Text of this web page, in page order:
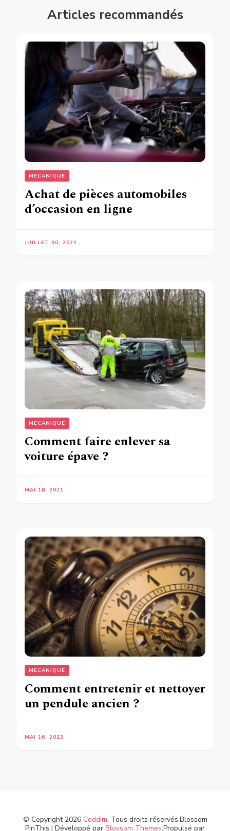
Articles recommandés
MECANIQUE
Achat de pièces automobiles
d’occasion en ligne
JUILLET 30, 2021
MECANIQUE
Comment faire enlever sa
voiture épave ?
MAI 18, 2021
MECANIQUE
Comment entretenir et nettoyer
un pendule ancien ?
MAI 16, 2023
© Copyright 2026 Coddim. Tous droits réservés.Blossom
PinThis | Développé par Blossom Themes.Propulsé par